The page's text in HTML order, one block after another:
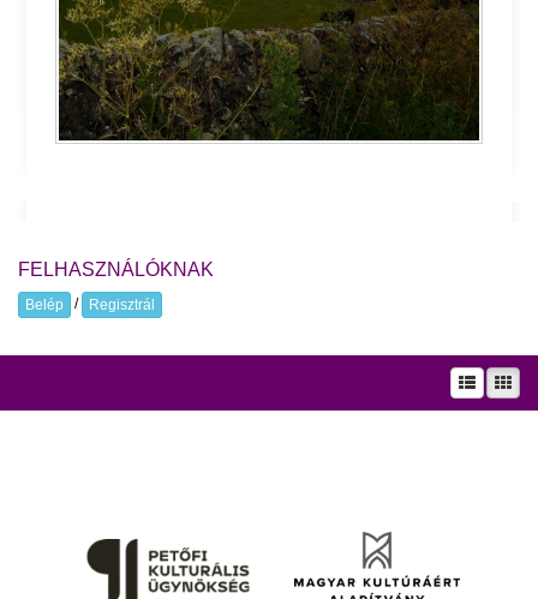
FELHASZNÁLÓKNAK
Belép / Regisztrál